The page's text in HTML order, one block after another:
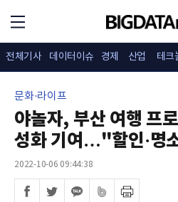
전체기사 데이터이슈 경제 산업 테크
문화·라이프
야놀자, 부산 여행 프
성화 기여…"할인·명
2022-10-06 09:44:38